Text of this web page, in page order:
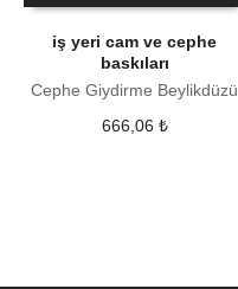
iş yeri cam ve cephe
baskıları
Cephe Giydirme Beylikdüzü
666,06 ₺